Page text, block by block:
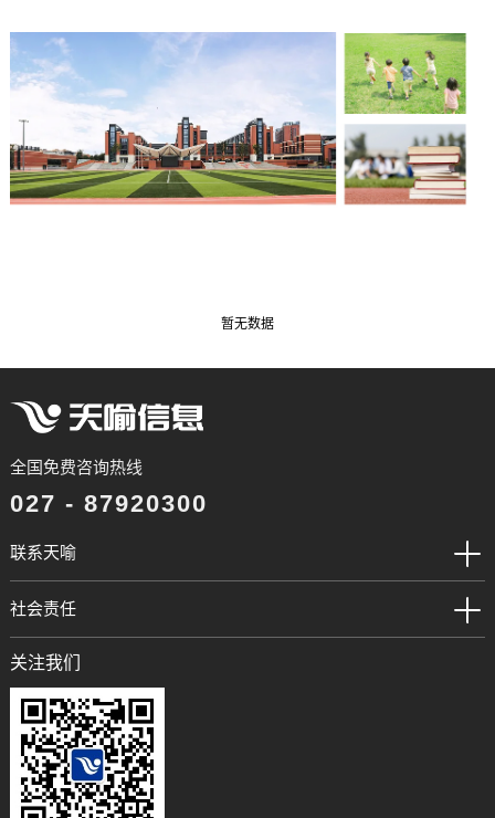
暂无数据
全国免费咨询热线
027 - 87920300
联系天喻
社会责任
关注我们